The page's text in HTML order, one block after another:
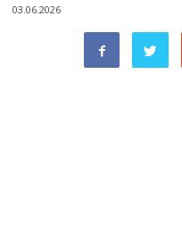
03.06.2026